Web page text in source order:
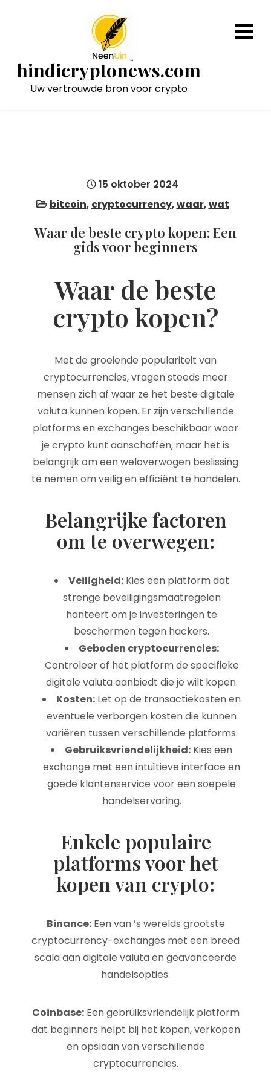
hindicryptonews.com
Uw vertrouwde bron voor crypto
15 oktober 2024
bitcoin, cryptocurrency,waar,wat
Waar de beste crypto kopen: Een
gids voor beginners
Waar de beste
crypto kopen?
Met de groeiende populariteit van
cryptocurrencies, vragen steeds meer
mensen zich af waar ze het beste digitale
valuta kunnen kopen. Er zijn verschillende
platforms en exchanges beschikbaar waar
je crypto kunt aanschaffen, maar het is
belangrijk om een weloverwogen beslissing
te nemen om veilig en efficiënt te handelen.
Belangrijke factoren
om te overwegen:
Veiligheid:Kies een platform dat
strenge beveiligingsmaatregelen
hanteert om je investeringen te
beschermen tegen hackers.
Geboden cryptocurrencies:
Controleer of het platform de specifieke
digitale valuta aanbiedt die je wilt kopen.
Kosten: Let op de transactiekosten en
eventuele verborgen kosten die kunnen
variëren tussen verschillende platforms.
Gebruiksvriendelijkheid: Kies een
exchange met een intuïtieve interface en
goede klantenservice voor een soepele
handelservaring.
Enkele populaire
platforms voor het
kopen van crypto:
Binance:Een van ’s werelds grootste
cryptocurrency-exchanges met een breed
scala aan digitale valuta en geavanceerde
handelsopties.
Coinbase:Een gebruiksvriendelijk platform
dat beginners helpt bij het kopen, verkopen
en opslaan van verschillende
cryptocurrencies.